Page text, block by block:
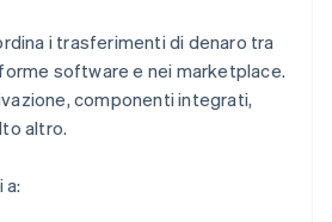
i trasferimenti di denaro tra
software e nei marketplace.
componenti integrati,
altro.